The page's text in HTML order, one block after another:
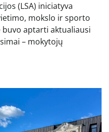
(LSA) iniciatyva
mokslo ir sporto
aptarti aktualiausi
– mokytojų